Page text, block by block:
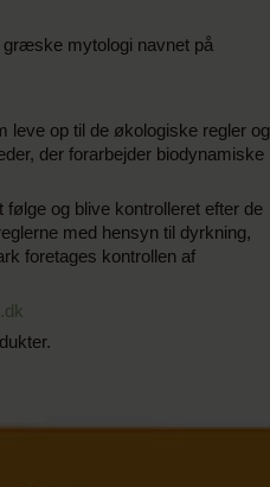
mytologi navnet på
leve op til de økologiske regler og
der forarbejder biodynamiske
og blive kontrolleret efter de
med hensyn til dyrkning,
foretages kontrollen af